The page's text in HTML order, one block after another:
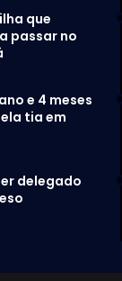
que
passar no
e 4 meses
tia em
delegado